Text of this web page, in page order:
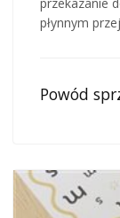
płynnym
Powód